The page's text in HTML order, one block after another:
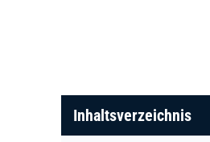
Inhaltsverzeichnis